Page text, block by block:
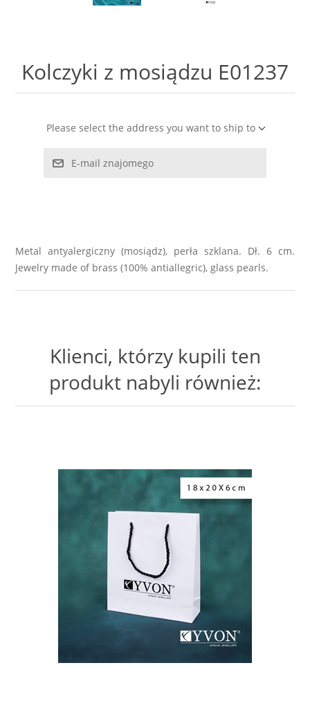
MASA PERŁOWA
RODOCHROZYT
TURMALIN
Kolczyki z mosiądzu E01237
Please select the address you want to ship to
E-mail znajomego
Metal antyalergiczny (mosiądz), perła szklana. Dł. 6 cm.
Jewelry made of brass (100% antiallegric), glass pearls.
Klienci, którzy kupili ten
produkt nabyli również: